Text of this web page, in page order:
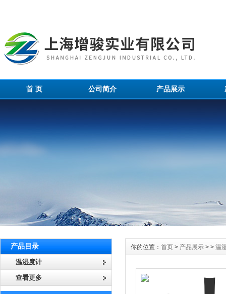
首 页 公司简介 产品展示
产品目录
温湿度计
查看更多
你的位置： 首页 > 产品展示 > > 温